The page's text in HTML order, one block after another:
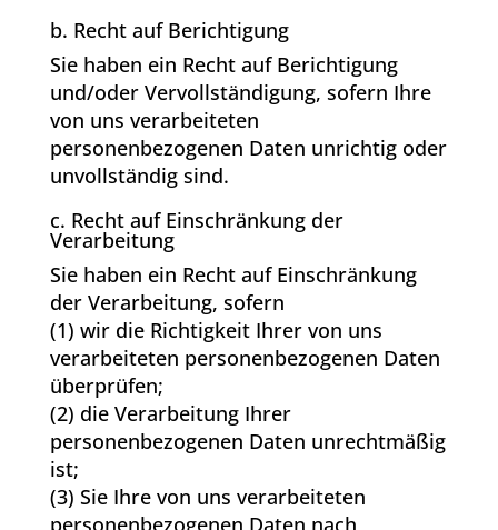
b. Recht auf Berichtigung
Sie haben ein Recht auf Berichtigung
und/oder Vervollständigung, sofern Ihre
von uns verarbeiteten
personenbezogenen Daten unrichtig oder
unvollständig sind.
c. Recht auf Einschränkung der
Verarbeitung
Sie haben ein Recht auf Einschränkung
der Verarbeitung, sofern
(1) wir die Richtigkeit Ihrer von uns
verarbeiteten personenbezogenen Daten
überprüfen;
(2) die Verarbeitung Ihrer
personenbezogenen Daten unrechtmäßig
ist;
(3) Sie Ihre von uns verarbeiteten
personenbezogenen Daten nach